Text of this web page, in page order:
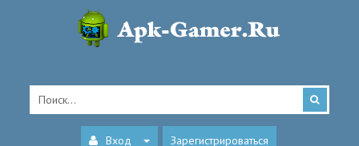
Вход Зарегистрироваться